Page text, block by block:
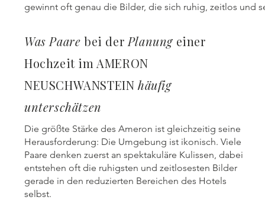
gewinnt oft genau die Bilder, die sich ruhig, zeitlos und
Was Paare bei der Planung einer
Hochzeit im AMERON
NEUSCHWANSTEINhäufig
unterschätzen
Die größte Stärke des Ameron ist gleichzeitig seine
Herausforderung: Die Umgebung ist ikonisch. Viele
Paare denken zuerst an spektakuläre Kulissen, dabei
entstehen oft die ruhigsten und zeitlosesten Bilder
gerade in den reduzierten Bereichen des Hotels
selbst.